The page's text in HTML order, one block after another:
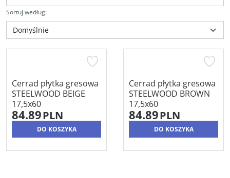
Sortuj według:
Cerrad płytka gresowa
STEELWOOD BEIGE
17,5x60
84.89PLN
DO KOSZYKA
Cerrad płytka gresowa
STEELWOOD BROWN
17,5x60
84.89PLN
DO KOSZYKA